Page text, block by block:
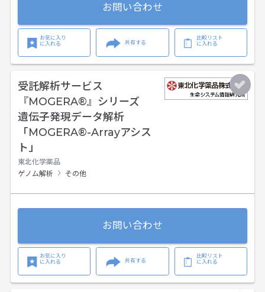
お問い合わせ
お気に入り
に入れる
共有する
比較リスト
に入れる
受託解析サービス
『MOGERA®』シリーズ
遺伝子発現データ解析
「MOGERA®-Arrayアシス
ト」
東北化学薬品
ゲノム解析
その他
お問い合わせ
お気に入り
に入れる
共有する
比較リスト
に入れる